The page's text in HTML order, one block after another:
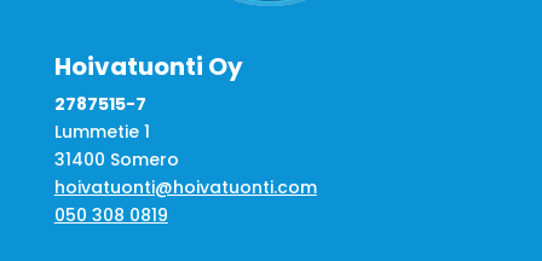
Hoivatuonti Oy
2787515-7
Lummetie 1
31400 Somero
hoivatuonti@hoivatuonti.com
050 308 0819